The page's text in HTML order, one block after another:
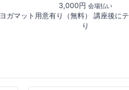
3,000円 会場払い
ヨガマット用意有り（無料） 講座後に
り